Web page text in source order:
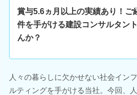
賞与5.6ヵ月以上の実績あり！ご
件を手がける建設コンサルタン
んか？
人々の暮らしに欠かせない社会イン
ルティングを手がける当社。今回、